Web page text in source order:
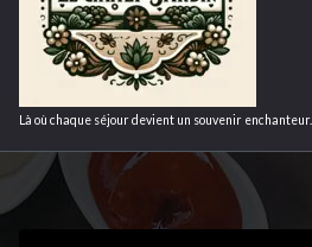
Là où chaque séjour devient un souvenir enchanteur.